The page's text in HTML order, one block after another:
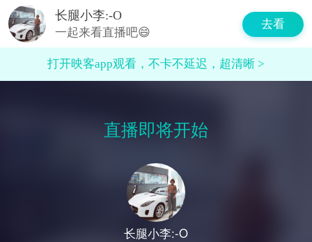
长腿小李:-O
一起来看直播吧😄
去看
打开映客app观看，不卡不延迟，超清晰 >
直播即将开始
长腿小李:-O